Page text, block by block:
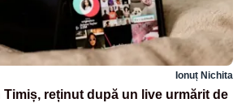
Ionuț Nichita
reținut după un live urmărit de